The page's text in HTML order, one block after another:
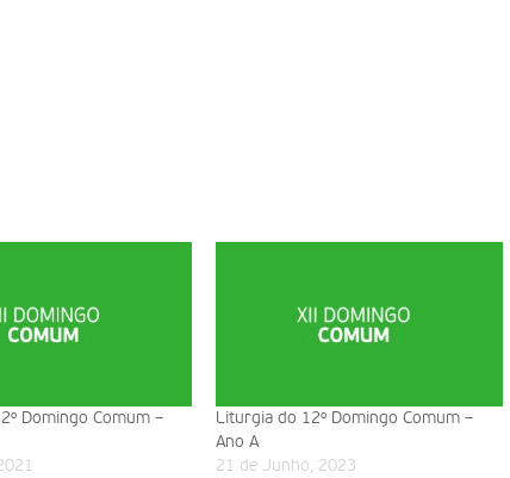
Domingo Comum –
Liturgia do 12º Domingo Comum –
Ano A
21 de Junho, 2023